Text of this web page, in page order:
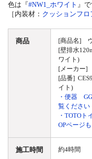
色は『#NW1_ホワイト 』で
［内装材： クッションフロ
商品
[商品名] ウ
[壁排水
ワイト)
[メーカ
[品番]
イト)
・便器
覧ください
・TOTOト
OPページ
施工時間 約4時間